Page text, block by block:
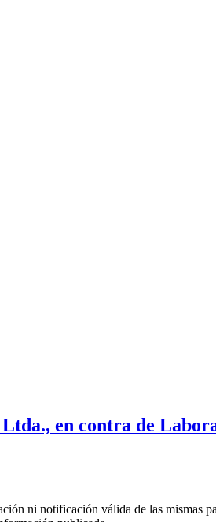
en contra de
ni notificación válida de las mismas